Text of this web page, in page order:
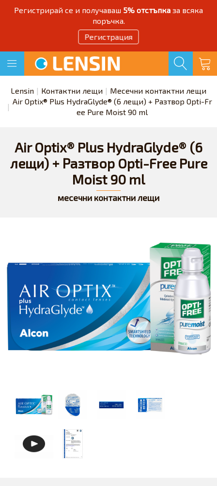
Регистрирай се и получаваш 5% отстъпка за всяка
поръчка.
Регистрация
Lensin Контактни лещи
Месечни контактни лещи
Air Optix® Plus HydraGlyde® (6 лещи) + Разтвор Opti-Fr
ee Pure Moist 90 ml
Air Optix® Plus HydraGlyde® (6
лещи) + Разтвор Opti-Free Pure
Moist 90 ml
месечни контактни лещи